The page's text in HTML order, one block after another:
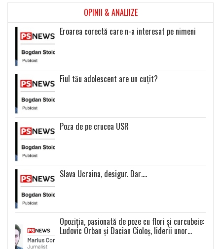
OPINII & ANALIIZE
Eroarea corectă care n-a interesat pe nimeni
Fiul tău adolescent are un cuțit?
Poza de pe crucea USR
Slava Ucraina, desigur. Dar….
Opoziția, pasionată de poze cu flori și curcubeie:
Ludovic Orban și Dacian Cioloș, liderii unor